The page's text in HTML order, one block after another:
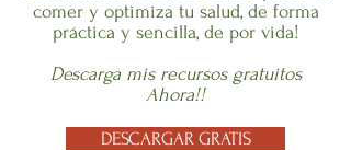
comer y optimiza tu salud, de forma
práctica y sencilla, de por vida!
Descarga mis recursos gratuitos
Ahora!!
DESCARGAR GRATIS